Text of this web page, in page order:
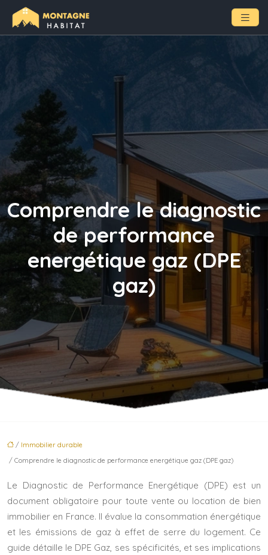
Comprendre le diagnostic
de performance
energétique gaz (DPE
gaz)
/ Immobilier durable
/ Comprendre le diagnostic de performance energétique gaz (DPE gaz)
Le Diagnostic de Performance Energétique (DPE) est un
document obligatoire pour toute vente ou location de bien
immobilier en France. Il évalue la consommation énergétique
et les émissions de gaz à effet de serre du logement. Ce
guide détaille le DPE Gaz, ses spécificités, et ses implications